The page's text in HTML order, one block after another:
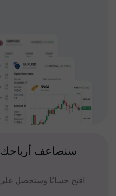
سنضاعف
افتح حسابًا وستحصل